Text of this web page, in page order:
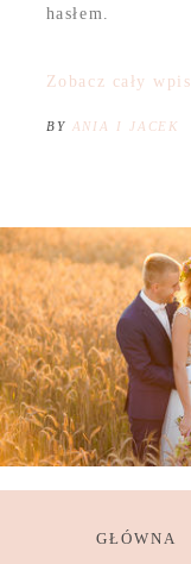
hasłem.
Zobacz cały wpis
BY ANIA I JACEK
GŁÓWNA